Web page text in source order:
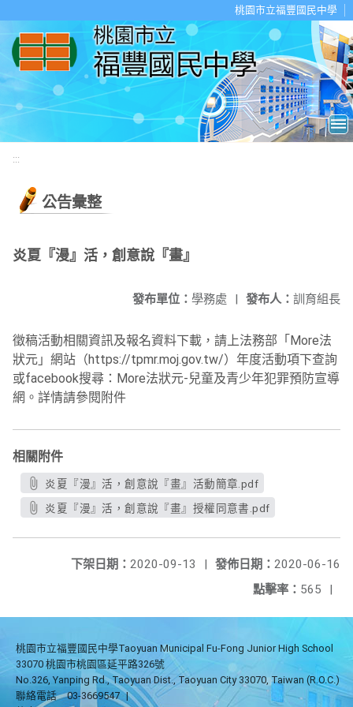
桃園市立福豐國民中學
:::
公告彙整
炎夏『漫』活，創意說『畫』
發布人： 訓育組長
發布單位： 學務處 |
徵稿活動相關資訊及報名資料下載，請上法務部「More法
狀元」網站（https://tpmr.moj.gov.tw/）年度活動項下查詢
或facebook搜尋：More法狀元-兒童及青少年犯罪預防宣導
網。詳情請參閱附件
相關附件
炎夏『漫』活，創意說『畫』活動簡章.pdf
炎夏『漫』活，創意說『畫』授權同意書.pdf
發佈日期： 2020-06-16
下架日期： 2020-09-13
|
點擊率： 565 |
桃園市立福豐國民中學Taoyuan Municipal Fu-Fong Junior High School
33070 桃園市桃園區延平路326號
No.326, Yanping Rd., Taoyuan Dist., Taoyuan City 33070, Taiwan (R.O.C.)
聯絡電話
03-3669547 |